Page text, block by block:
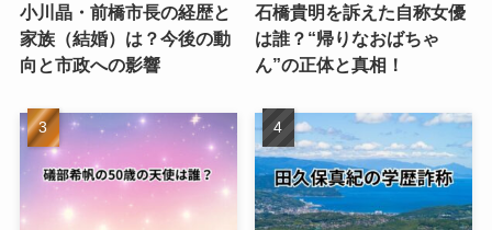
小川晶・前橋市長の経歴と
家族（結婚）は？今後の動
向と市政への影響
石橋貴明を訴えた自称女優
は誰？“帰りなおばちゃ
ん”の正体と真相！